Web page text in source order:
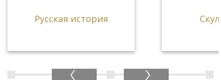
Русская история